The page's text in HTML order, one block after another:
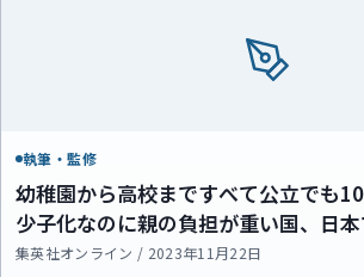
執筆・監修
幼稚園から高校まですべて公立でも
少子化なのに親の負担が重い国、日
いたく品なのか？
集英社オンライン / 2023年11月22日